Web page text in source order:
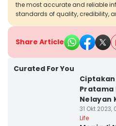
the most accurate and reliable
standards of quality, credibility,
Share Article
Curated For You
Ciptakan
Pratama
Nelayan
31 Okt 2023,
Life